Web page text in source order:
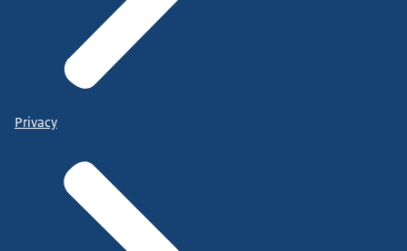
Privacy